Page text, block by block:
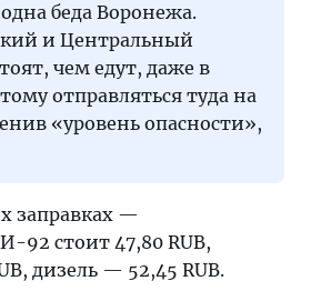
беда Воронежа.
и Центральный
чем едут, даже в
отправляться туда на
«уровень опасности»,
заправках —
92 стоит 47,80 RUB,
дизель — 52,45 RUB.